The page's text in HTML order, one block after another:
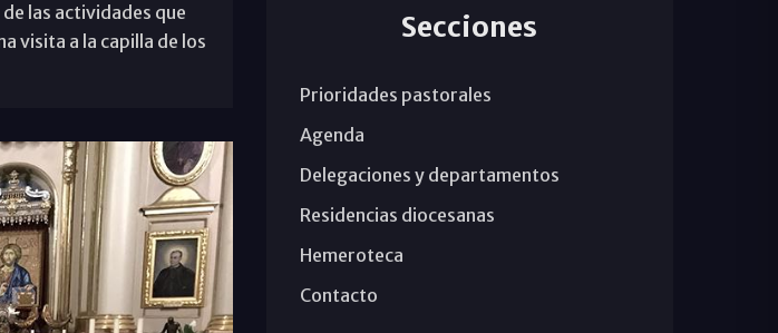
las actividades que
visita a la capilla de los
Secciones
Prioridades pastorales
Agenda
Delegaciones y departamentos
Residencias diocesanas
Hemeroteca
Contacto